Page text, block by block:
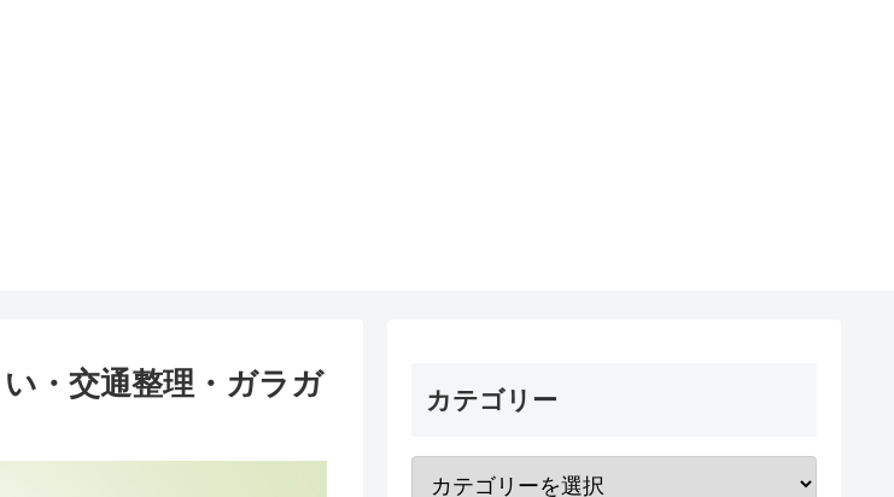
・交通整理・ガラガ
カテゴリー